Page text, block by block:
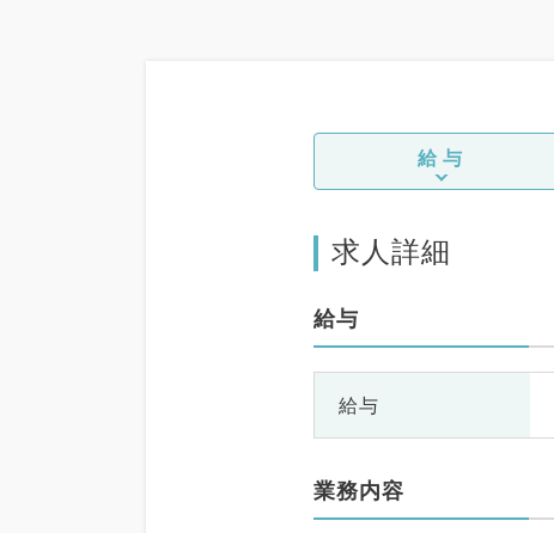
給与
求人詳細
給与
給与
業務内容